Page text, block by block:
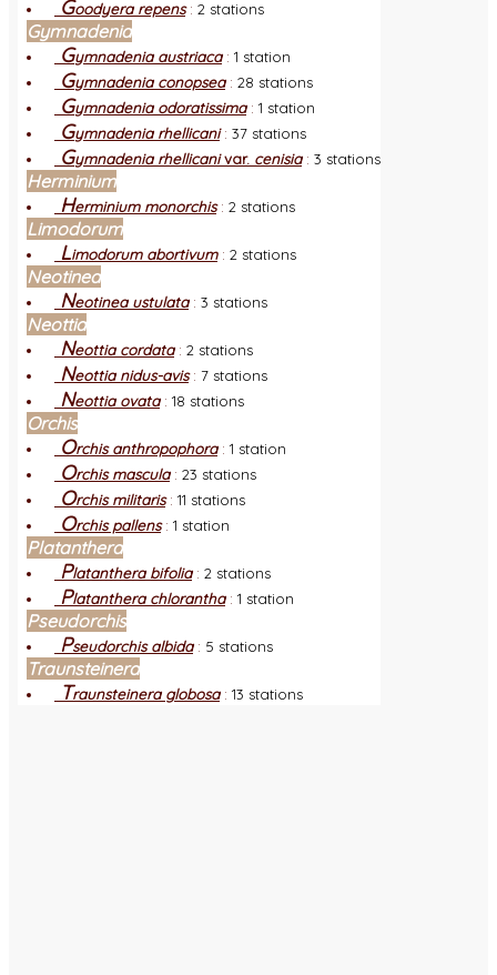
Goodyera repens: 2 stations
Gymnadenia
Gymnadenia austriaca: 1 station
Gymnadenia conopsea: 28 stations
Gymnadenia odoratissima: 1 station
Gymnadenia rhellicani: 37 stations
Gymnadenia rhellicanivar. cenisia: 3 stations
Herminium
Herminium monorchis: 2 stations
Limodorum
Limodorum abortivum: 2 stations
Neotinea
Neotinea ustulata: 3 stations
Neottia
Neottia cordata: 2 stations
Neottia nidus-avis: 7 stations
Neottia ovata: 18 stations
Orchis
Orchis anthropophora: 1 station
Orchis mascula: 23 stations
Orchis militaris: 11 stations
Orchis pallens: 1 station
Platanthera
Platanthera bifolia: 2 stations
Platanthera chlorantha: 1 station
Pseudorchis
Pseudorchis albida: 5 stations
Traunsteinera
Traunsteinera globosa: 13 stations